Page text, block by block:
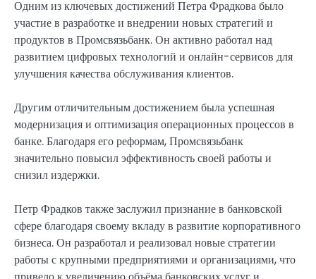
Одним из ключевых достижений Петра Фрадкова было
участие в разработке и внедрении новых стратегий и
продуктов в Промсвязьбанк. Он активно работал над
развитием цифровых технологий и онлайн-сервисов для
улучшения качества обслуживания клиентов.
Другим отличительным достижением была успешная
модернизация и оптимизация операционных процессов в
банке. Благодаря его реформам, Промсвязьбанк
значительно повысил эффективность своей работы и
снизил издержки.
Петр Фрадков также заслужил признание в банковской
сфере благодаря своему вкладу в развитие корпоративного
бизнеса. Он разработал и реализовал новые стратегии
работы с крупными предприятиями и организациями, что